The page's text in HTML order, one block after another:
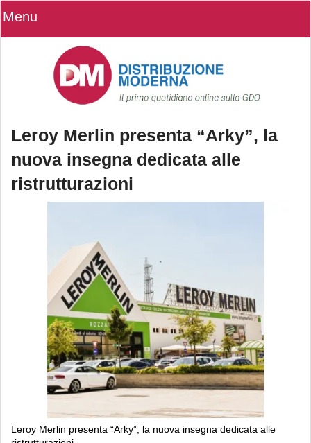
Menu
Leroy Merlin presenta “Arky”, la
nuova insegna dedicata alle
ristrutturazioni
Leroy Merlin presenta “Arky”, la nuova insegna dedicata alle